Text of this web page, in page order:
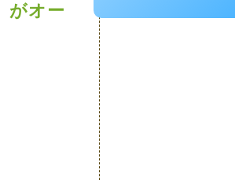
がオー